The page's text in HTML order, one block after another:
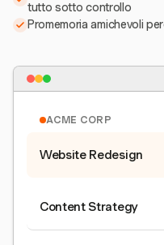
tutto sotto controllo
Promemoria amichevoli
ACME CORP
Website Redesign
Content Strategy